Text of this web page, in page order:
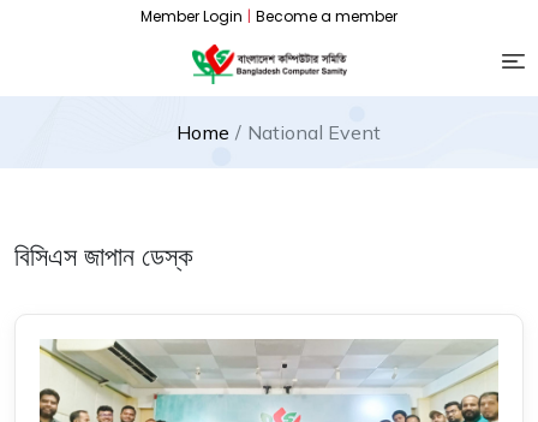
Member Login | Become a member
Home National Event
বিসিএস জাপান ডেস্ক